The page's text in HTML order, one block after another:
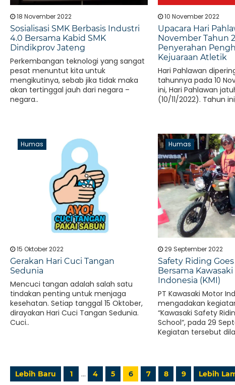
18 November 2022
Sosialisasi SMK Berbasis Industri
4.0 Bersama Kabid SMK
Dindikprov Jateng
Perkembangan teknologi yang sangat
pesat menuntut kita untuk
mengikutinya, sebab jika tidak maka
akan tertinggal jauh dari negara –
negara..
10 November 2022
Upacara Hari
November Tahun
Penyerahan
Kejuaraan Atletik
Hari Pahlawan
tahunnya pada 10
ini, Hari Pahlawan
(10/11/2022). Tahun
Humas
15 Oktober 2022
Gerakan Hari Cuci Tangan
Sedunia
Mencuci tangan adalah salah satu
tindakan penting untuk menjaga
kesehatan. Setiap tanggal 15 Oktober,
dirayakan Hari Cuci Tangan Sedunia.
Cuci..
Humas
29 September 2022
Safety Riding Goes
Bersama
Indonesia (KMI)
PT Kawasaki Motor
mengadakan
“Kawasaki Safety
School“, pada 29
Kegiatan tersebut
Lebih Baru 1 … 4 5 6 7 8 9 Lebih